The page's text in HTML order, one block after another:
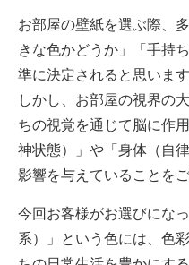
お部屋の壁紙を選ぶ際、
きな色かどうか」「手持
準に決定されると思います
しかし、お部屋の視界の
ちの視覚を通じて脳に作
神状態）」や「身体（自
影響を与えていることを
今回お客様がお選びにな
系）」という色には、色